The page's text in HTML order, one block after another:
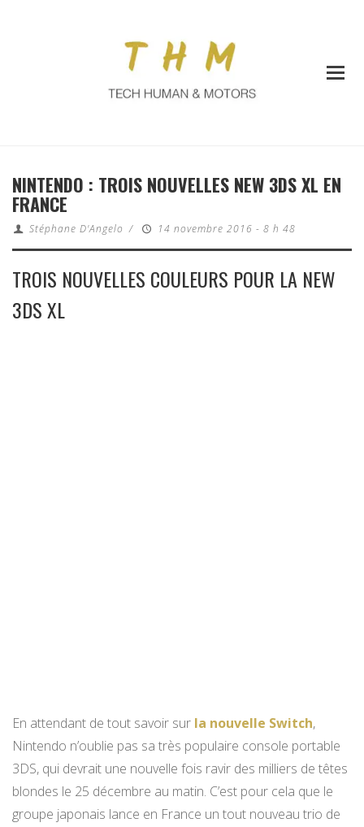
NINTENDO : TROIS NOUVELLES NEW 3DS XL EN
FRANCE
Stéphane D'Angelo / 14 novembre 2016 - 8 h 48
TROIS NOUVELLES COULEURS POUR LA NEW
3DS XL
En attendant de tout savoir sur la nouvelle Switch,
Nintendo n’oublie pas sa très populaire console portable
3DS, qui devrait une nouvelle fois ravir des milliers de têtes
blondes le 25 décembre au matin. C’est pour cela que le
groupe japonais lance en France un tout nouveau trio de